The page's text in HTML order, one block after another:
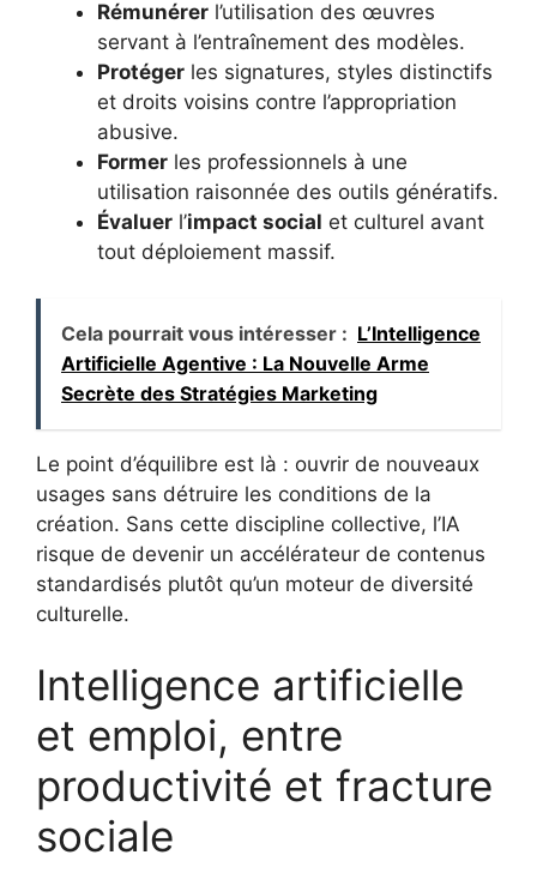
Rémunérer l’utilisation des œuvres
servant à l’entraînement des modèles.
Protéger les signatures, styles distinctifs
et droits voisins contre l’appropriation
abusive.
Former les professionnels à une
utilisation raisonnée des outils génératifs.
Évaluer l’impact social et culturel avant
tout déploiement massif.
Cela pourrait vous intéresser : L’Intelligence
Artificielle Agentive : La Nouvelle Arme
Secrète des Stratégies Marketing
Le point d’équilibre est là : ouvrir de nouveaux
usages sans détruire les conditions de la
création. Sans cette discipline collective, l’IA
risque de devenir un accélérateur de contenus
standardisés plutôt qu’un moteur de diversité
culturelle.
Intelligence artificielle
et emploi, entre
productivité et fracture
sociale